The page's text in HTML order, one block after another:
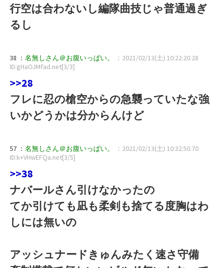
行空は合わないし編隊曲技じゃ普通過ぎ
るし
38 ： 名無しさん＠お腹いっぱい。
：2021/02/13(土) 10:22:20.28
ID:gHaOJMfad.net[3/3]
>>28
フレに忍の槍空からの急襲っていたな強
いかどうかは分からんけど
57 ： 名無しさん＠お腹いっぱい。
：2021/02/13(土) 10:32:50.70
ID:k+VHwEFQa.net[3/5]
>>38
ナバールさん引けなかったの
てか引けても凪も柔剣も捨てる度胸はわ
しには無いの
アッシュナードきゅんみたく速さ守備